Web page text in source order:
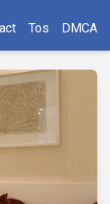
Tos DMCA